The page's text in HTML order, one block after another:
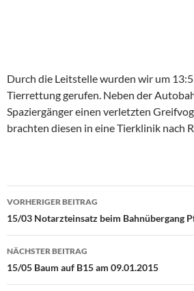
Durch die Leitstelle wurden wir um
Tierrettung gerufen. Neben der
Spaziergänger einen verletzten
brachten diesen in eine Tierklinik nach
Beitragsnavigation
VORHERIGER BEITRAG
15/03 Notarzteinsatz beim Bahnübergang
NÄCHSTER BEITRAG
15/05 Baum auf B15 am 09.01.2015